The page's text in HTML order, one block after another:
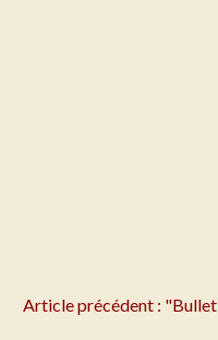
Article précédent :